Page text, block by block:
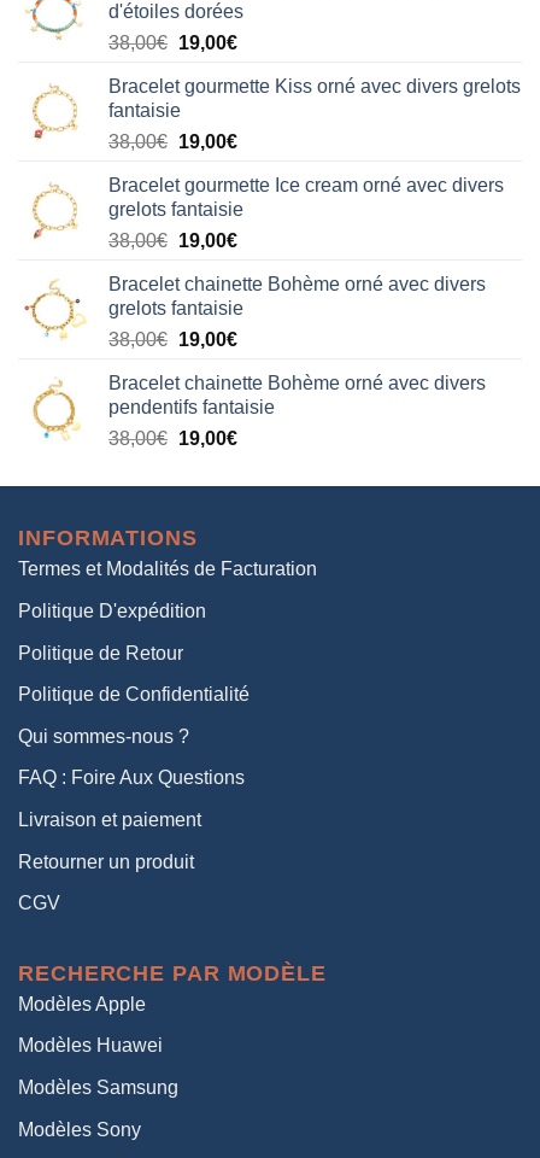
d'étoiles dorées
38,00€ Le
initial
était :
38,00€.
19,00€Le
actuel
19,00€.
Bracelet gourmette Kiss orné avec divers grelots
fantaisie
38,00€ Le
initial
était :
38,00€.
19,00€Le
actuel
est :
19,00€.
Bracelet gourmette Ice cream orné avec divers
grelots fantaisie
38,00€ Le
initial
était :
38,00€.
19,00€Le
actuel
est :
19,00€.
Bracelet chainette Bohème orné avec divers
grelots fantaisie
38,00€ Le
initial
était :
38,00€.
19,00€Le
actuel
est :
19,00€.
Bracelet chainette Bohème orné avec divers
pendentifs fantaisie
38,00€ Le
initial
38,00€.
19,00€Le
actuel
INFORMATIONS
Termes et Modalités de Facturation
Politique D'expédition
Politique de Retour
Politique de Confidentialité
Qui sommes-nous ?
FAQ : Foire Aux Questions
Livraison et paiement
Retourner un produit
CGV
RECHERCHE PAR MODÈLE
Modèles Apple
Modèles Huawei
Modèles Samsung
Modèles Sony